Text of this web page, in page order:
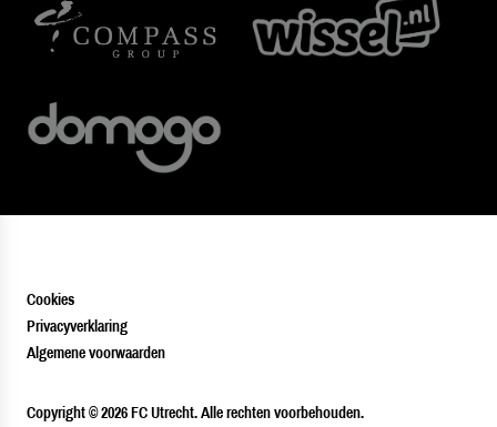
Cookies
Privacyverklaring
Algemene voorwaarden
Copyright © 2026 FC Utrecht. Alle rechten voorbehouden.